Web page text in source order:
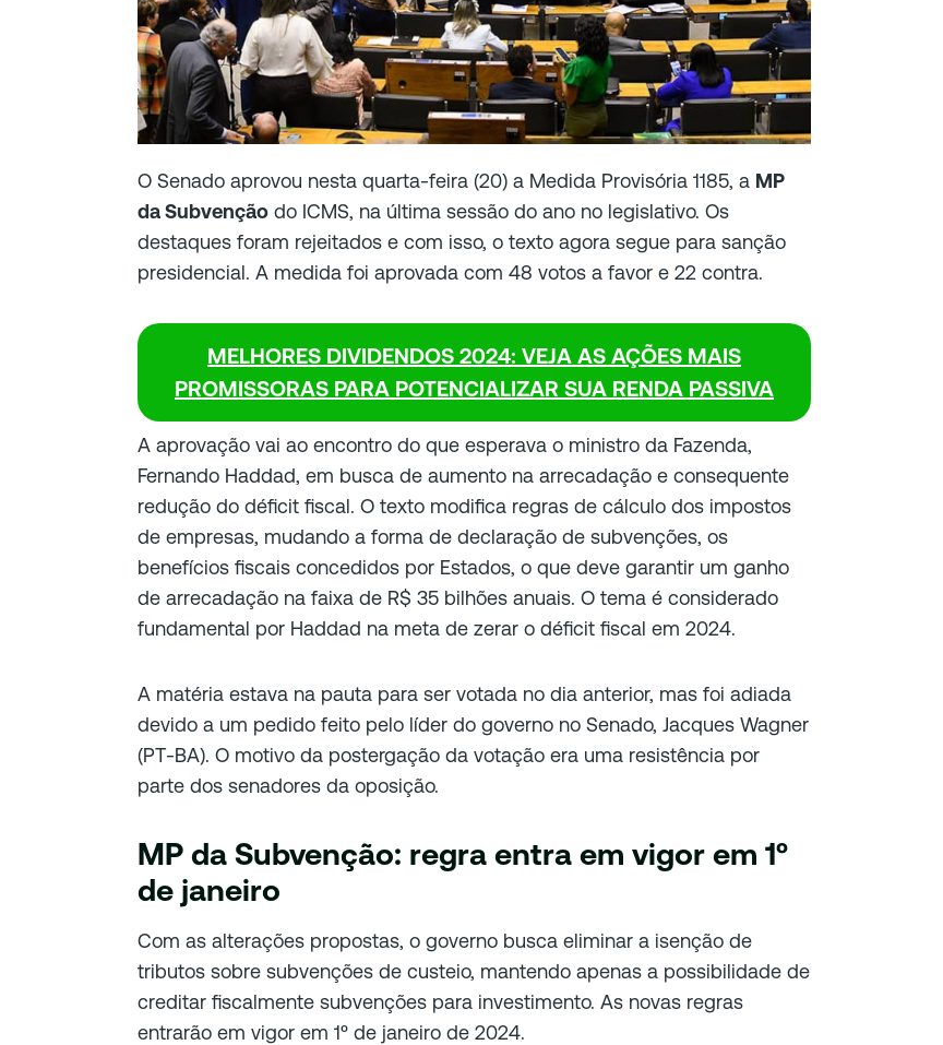
O Senado aprovou nesta quarta-feira (20) a Medida Provisória 1185, a MP
da Subvenção do ICMS, na última sessão do ano no legislativo. Os
destaques foram rejeitados e com isso, o texto agora segue para sanção
presidencial. A medida foi aprovada com 48 votos a favor e 22 contra.
MELHORES DIVIDENDOS 2024: VEJA AS AÇÕES MAIS
PROMISSORAS PARA POTENCIALIZAR SUA RENDA PASSIVA
A aprovação vai ao encontro do que esperava o ministro da Fazenda,
Fernando Haddad, em busca de aumento na arrecadação e consequente
redução do déficit fiscal. O texto modifica regras de cálculo dos impostos
de empresas, mudando a forma de declaração de subvenções, os
benefícios fiscais concedidos por Estados, o que deve garantir um ganho
de arrecadação na faixa de R$ 35 bilhões anuais. O tema é considerado
fundamental por Haddad na meta de zerar o déficit fiscal em 2024.
A matéria estava na pauta para ser votada no dia anterior, mas foi adiada
devido a um pedido feito pelo líder do governo no Senado, Jacques Wagner
(PT-BA). O motivo da postergação da votação era uma resistência por
parte dos senadores da oposição.
MP da Subvenção: regra entra em vigor em 1º
de janeiro
Com as alterações propostas, o governo busca eliminar a isenção de
tributos sobre subvenções de custeio, mantendo apenas a possibilidade de
creditar fiscalmente subvenções para investimento. As novas regras
entrarão em vigor em 1º de janeiro de 2024.